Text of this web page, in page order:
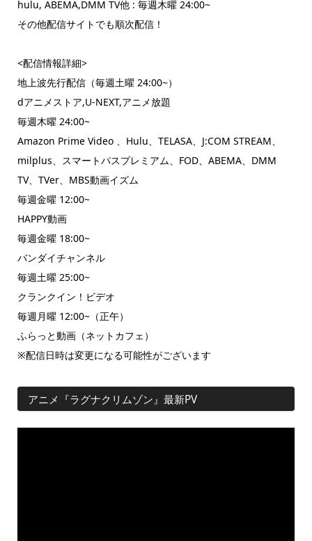
hulu, ABEMA,DMM TV他 : 毎週木曜 24:00~
その他配信サイトでも順次配信！
<配信情報詳細>
地上波先行配信（毎週土曜 24:00~）
dアニメストア,U-NEXT,アニメ放題
毎週木曜 24:00~
Amazon Prime Video 、Hulu、TELASA、J:COM STREAM、
milplus、スマートパスプレミアム、FOD、ABEMA、DMM
TV、TVer、MBS動画イズム
毎週金曜 12:00~
HAPPY動画
毎週金曜 18:00~
バンダイチャンネル
毎週土曜 25:00~
クランクイン！ビデオ
毎週月曜 12:00~（正午）
ふらっと動画（ネットカフェ）
※配信日時は変更になる可能性がございます
アニメ『ラグナクリムゾン』最新PV